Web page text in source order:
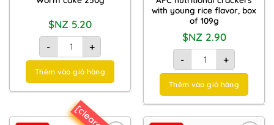
$NZ 5.20
-
Bánh con sâu 250g quantity
+
Thêm vào giỏ hàng
with young rice flavor, box
of 109g
$NZ 2.90
-
Bánh cracker dinh
+
Thêm vào giỏ hàng